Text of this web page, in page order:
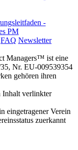
-
PM
FAQ Newsletter
Managers™ ist eine
Nr. EU-009539354
gehören ihren
verlinkter
eingetragener Verein
zuerkannt